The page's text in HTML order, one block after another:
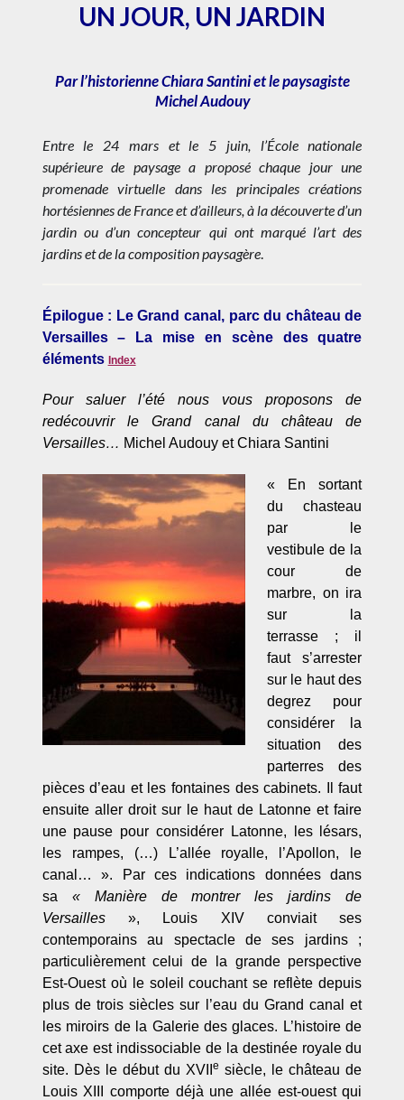
UN JOUR, UN JARDIN
Par l’historienne Chiara Santini et le paysagiste
Michel Audouy
Entre le 24 mars et le 5 juin, l’École nationale
supérieure de paysage a proposé chaque jour une
promenade virtuelle dans les principales créations
hortésiennes de France et d’ailleurs, à la découverte d’un
jardin ou d’un concepteur qui ont marqué l’art des
jardins et de la composition paysagère.
Épilogue : Le Grand canal, parc du château de
Versailles – La mise en scène des quatre
éléments Index
Pour saluer l’été nous vous proposons de
redécouvrir le Grand canal du château de
Versailles… Michel Audouy et Chiara Santini
« En sortant
du chasteau
par le
vestibule de la
cour de
marbre, on ira
sur la
terrasse ; il
faut s’arrester
sur le haut des
degrez pour
considérer la
situation des
parterres des
pièces d’eau et les fontaines des cabinets. Il faut
ensuite aller droit sur le haut de Latonne et faire
une pause pour considérer Latonne, les lésars,
les rampes, (…) L’allée royalle, l’Apollon, le
canal… ». Par ces indications données dans
sa « Manière de montrer les jardins de
Versailles », Louis XIV conviait ses
contemporains au spectacle de ses jardins ;
particulièrement celui de la grande perspective
Est-Ouest où le soleil couchant se reflète depuis
plus de trois siècles sur l’eau du Grand canal et
les miroirs de la Galerie des glaces. L’histoire de
cet axe est indissociable de la destinée royale du
site. Dès le début du XVIIe siècle, le château de
Louis XIII comporte déjà une allée est-ouest qui